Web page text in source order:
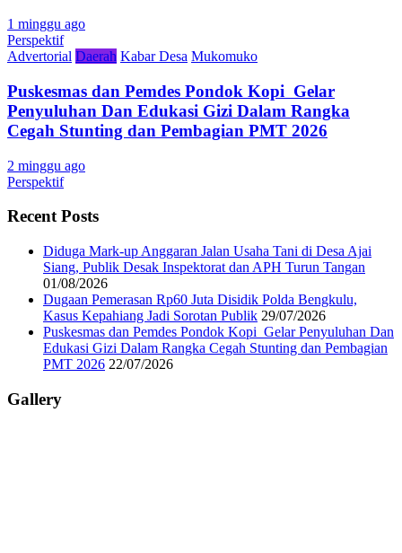
1 minggu ago
Perspektif
Advertorial Daerah Kabar Desa Mukomuko
Puskesmas dan Pemdes Pondok Kopi Gelar
Penyuluhan Dan Edukasi Gizi Dalam Rangka
Cegah Stunting dan Pembagian PMT 2026
2 minggu ago
Perspektif
Recent Posts
Diduga Mark-up Anggaran Jalan Usaha Tani di Desa Ajai
Siang, Publik Desak Inspektorat dan APH Turun Tangan
01/08/2026
Dugaan Pemerasan Rp60 Juta Disidik Polda Bengkulu,
Kasus Kepahiang Jadi Sorotan Publik 29/07/2026
Puskesmas dan Pemdes Pondok Kopi Gelar Penyuluhan Dan
Edukasi Gizi Dalam Rangka Cegah Stunting dan Pembagian
PMT 2026 22/07/2026
Gallery